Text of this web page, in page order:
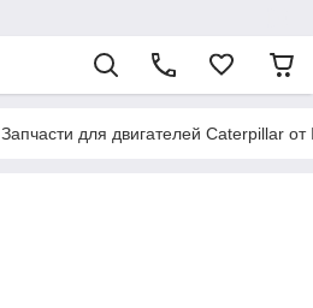
Запчасти для двигателей Caterpillar